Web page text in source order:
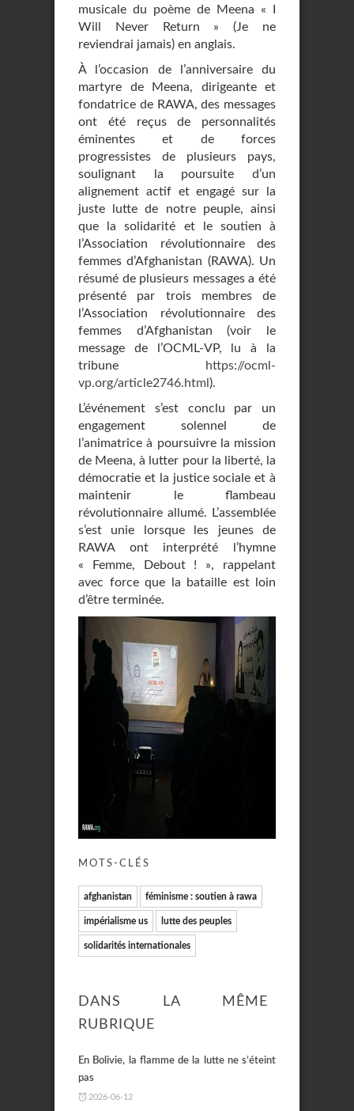
musicale du poème de Meena « I
Will Never Return » (Je ne
reviendrai jamais) en anglais.
À l’occasion de l’anniversaire du
martyre de Meena, dirigeante et
fondatrice de RAWA, des messages
ont été reçus de personnalités
éminentes et de forces
progressistes de plusieurs pays,
soulignant la poursuite d’un
alignement actif et engagé sur la
juste lutte de notre peuple, ainsi
que la solidarité et le soutien à
l’Association révolutionnaire des
femmes d’Afghanistan (RAWA). Un
résumé de plusieurs messages a été
présenté par trois membres de
l’Association révolutionnaire des
femmes d’Afghanistan (voir le
message de l’OCML-VP, lu à la
tribune
https://ocml-
vp.org/article2746.html ).
L’événement s’est conclu par un
engagement solennel de
l’animatrice à poursuivre la mission
de Meena, à lutter pour la liberté, la
démocratie et la justice sociale et à
maintenir le flambeau
révolutionnaire allumé. L’assemblée
s’est unie lorsque les jeunes de
RAWA ont interprété l’hymne
« Femme, Debout ! », rappelant
avec force que la bataille est loin
d’être terminée.
MOTS-CLÉS
afghanistan féminisme : soutien à rawa
impérialisme us lutte des peuples
solidarités internationales
DANS LA MÊME
RUBRIQUE
En Bolivie, la flamme de la lutte ne s’éteint
pas
2026-06-12